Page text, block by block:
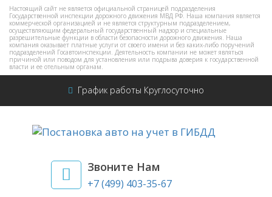
Настоящий сайт не является официальной страницей подразделения
Государственной инспекции дорожного движения МВД РФ. Наша компания является
коммерческой организацией и не является структурным подразделением,
осуществляющим федеральный государственный надзор и специальные
разрешительные функции в области безопасности дорожного движения. Наша
компания оказывает платные услуги от своего имени и без каких-либо поручений
подразделений Госавтоинспекции. Деятельность компании не может являться
причиной или поводом для установления или подрыва доверия к государственной
власти и ее отельным органам.
График работы Круглосуточно
Звоните Нам
+7 (499) 403-35-67